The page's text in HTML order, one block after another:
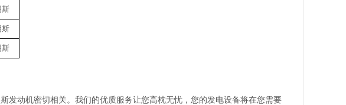
斯
斯
斯
动机密切相关。我们的优质服务让您高枕无忧，您的发电设备将在您需要